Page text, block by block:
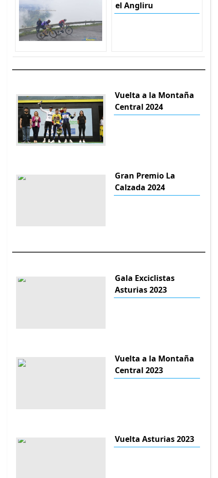
el Angliru
Vuelta a la Montaña
Central 2024
Gran Premio La
Calzada 2024
Gala Exciclistas
Asturias 2023
Vuelta a la Montaña
Central 2023
Vuelta Asturias 2023